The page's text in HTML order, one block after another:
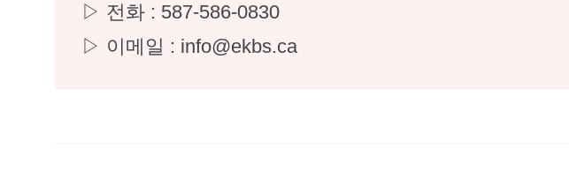
▷ 전화 : 587-586-0830
▷ 이메일 : info@ekbs.ca